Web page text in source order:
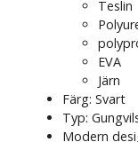
Teslin
EVA
Järn
Färg: Svart
Typ:
Modern